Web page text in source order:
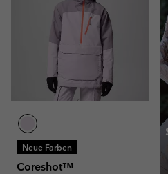
Neue Farben
Coreshot™